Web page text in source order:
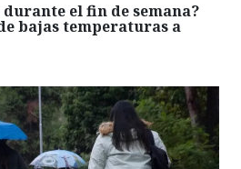
el fin de semana?
bajas temperaturas a